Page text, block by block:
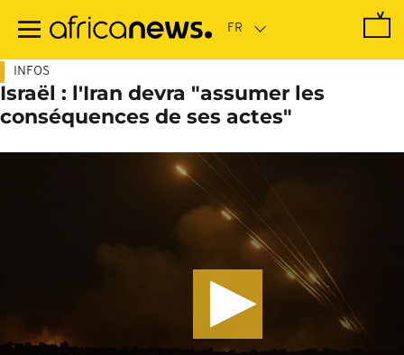
contenu
INFOS
Israël : l'Iran devra "assumer les
conséquences de ses actes"